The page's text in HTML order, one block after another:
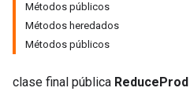
Métodos públicos
Métodos heredados
Métodos públicos
clase final pública ReduceProd